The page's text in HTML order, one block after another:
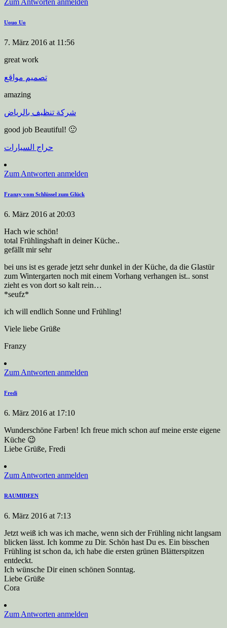
Zum Antworten anmelden
Uouo Uo
7. März 2016 at 11:56
great work
تصميم مواقع
amazing
شركة تنظيف بالرياض
good job Beautiful! 🙂
حراج السيارات
Zum Antworten anmelden
Franzy vom Schlüssel zum Glück
6. März 2016 at 20:03
Hach wie schön!
total Frühlingshaft in deiner Küche..
gefällt mir sehr
bei uns ist es gerade jetzt sehr dunkel in der Küche, da die Glastür
zum Wintergarten noch mit einem Vorhang verhangen ist.. sonst
zieht es von dort so kalt rein…
*seufz*
ich will endlich Sonne und Frühling!
Viele liebe Grüße
Franzy
Zum Antworten anmelden
Fredi
6. März 2016 at 17:10
Wunderschöne Farben! Ich freue mich schon auf meine erste eigene
Küche 😉
Liebe Grüße, Fredi
Zum Antworten anmelden
RAUMIDEEN
6. März 2016 at 7:13
Jetzt weiß ich was ich mache, wenn sich der Frühling nicht langsam
blicken lässt. Ich komme zu Dir. Schön hast Du es. Ein bisschen
Frühling ist schon da, ich habe die ersten grünen Blätterspitzen
entdeckt.
Ich wünsche Dir einen schönen Sonntag.
Liebe Grüße
Cora
Zum Antworten anmelden